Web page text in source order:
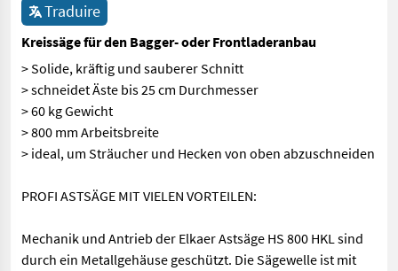
Traduire
Kreissäge für den Bagger- oder Frontladeranbau
> Solide, kräftig und sauberer Schnitt
> schneidet Äste bis 25 cm Durchmesser
> 60 kg Gewicht
> 800 mm Arbeitsbreite
> ideal, um Sträucher und Hecken von oben abzuschneiden
PROFI ASTSÄGE MIT VIELEN VORTEILEN:
Mechanik und Antrieb der Elkaer Astsäge HS 800 HKL sind
durch ein Metallgehäuse geschützt. Die Sägewelle ist mit